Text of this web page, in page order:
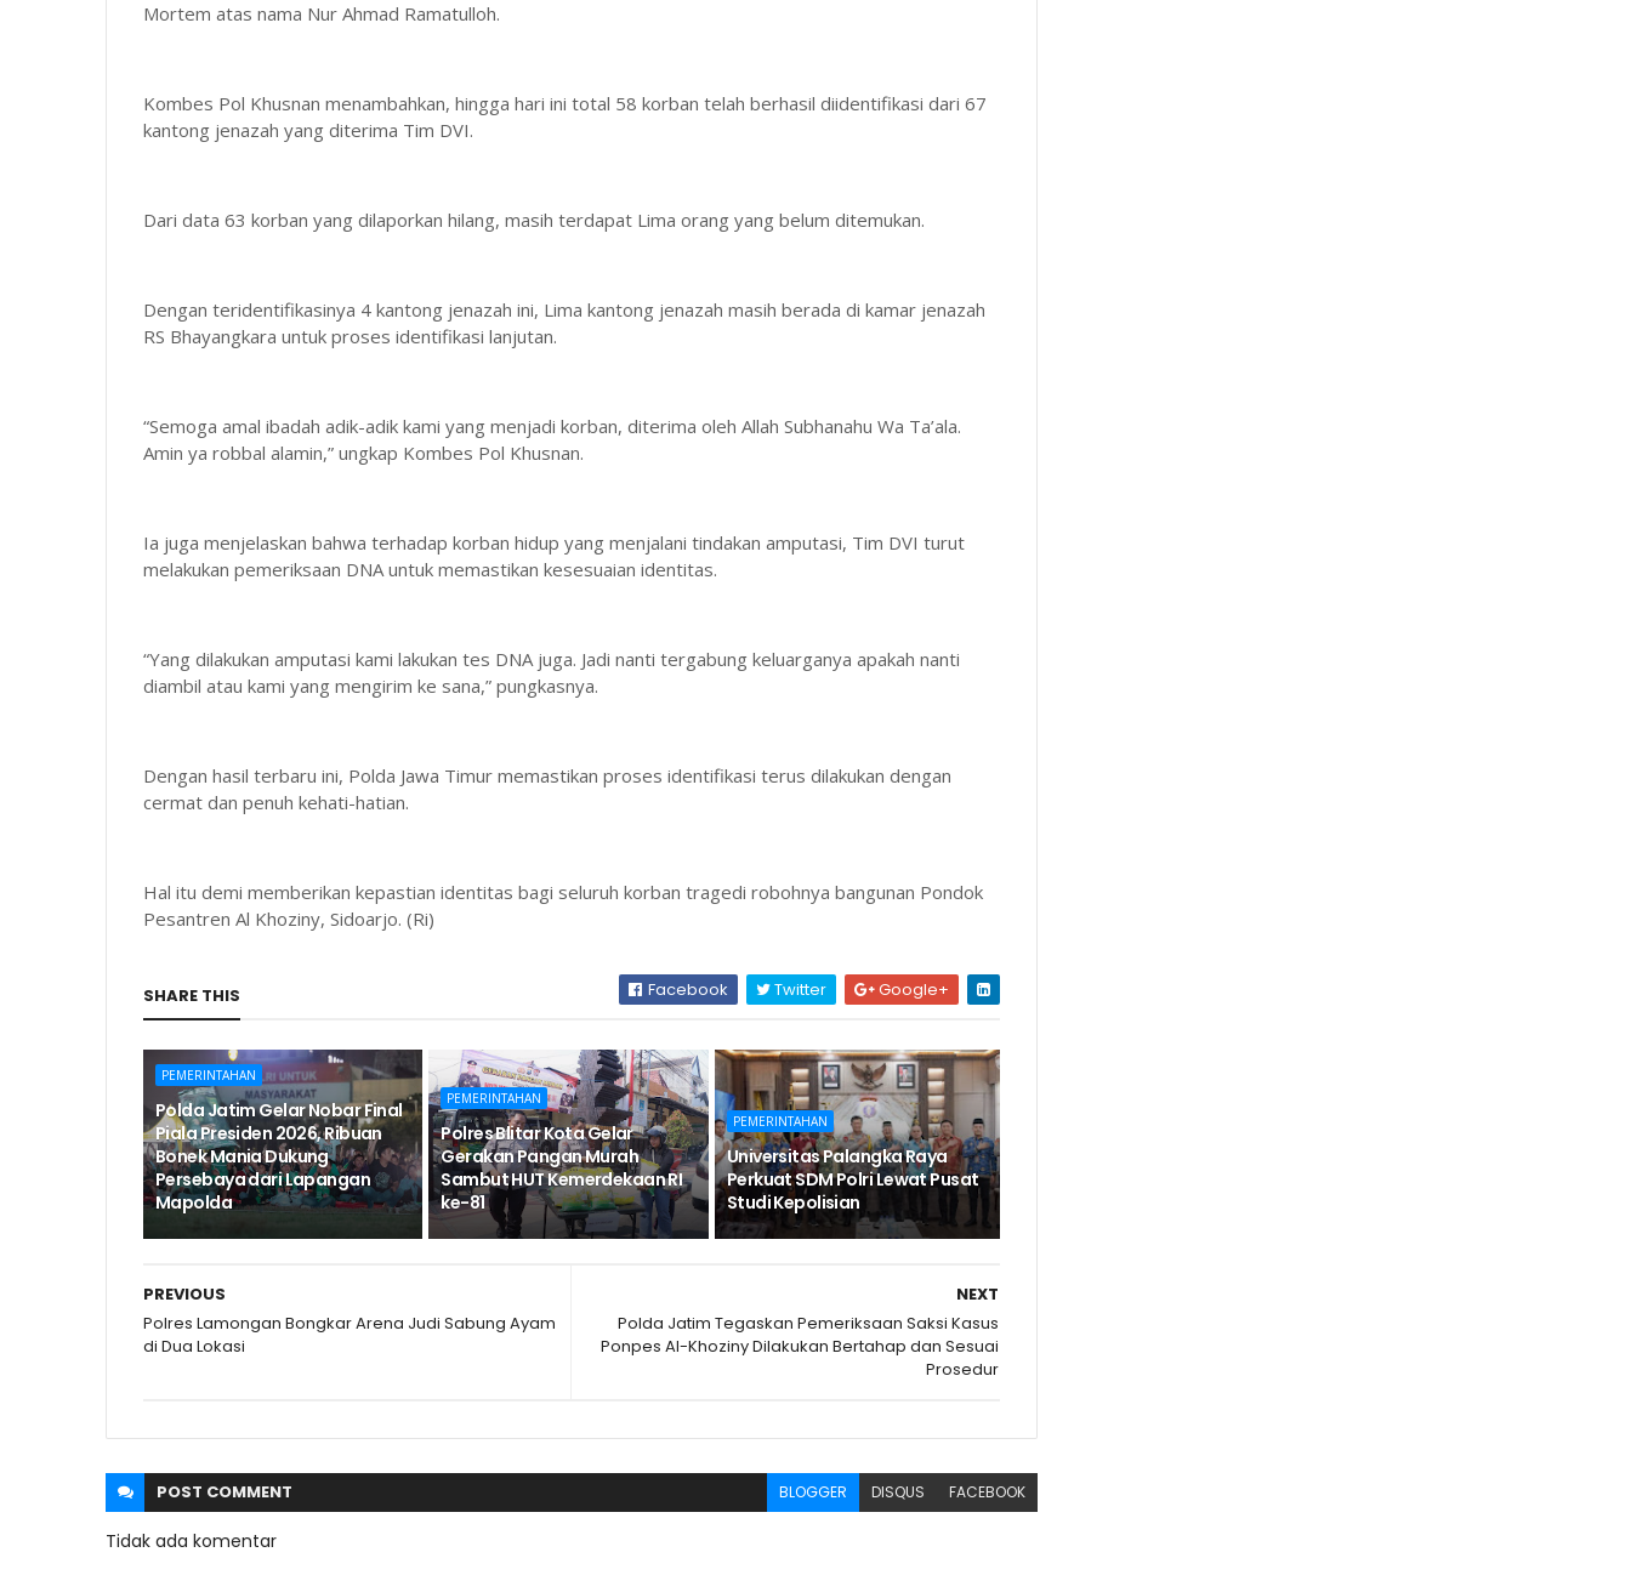
Mortem atas nama Nur Ahmad Ramatulloh.
Kombes Pol Khusnan menambahkan, hingga hari ini total 58 korban telah berhasil diidentifikasi dari 67
kantong jenazah yang diterima Tim DVI.
Dari data 63 korban yang dilaporkan hilang, masih terdapat Lima orang yang belum ditemukan.
Dengan teridentifikasinya 4 kantong jenazah ini, Lima kantong jenazah masih berada di kamar jenazah
RS Bhayangkara untuk proses identifikasi lanjutan.
“Semoga amal ibadah adik-adik kami yang menjadi korban, diterima oleh Allah Subhanahu Wa Ta’ala.
Amin ya robbal alamin,” ungkap Kombes Pol Khusnan.
Ia juga menjelaskan bahwa terhadap korban hidup yang menjalani tindakan amputasi, Tim DVI turut
melakukan pemeriksaan DNA untuk memastikan kesesuaian identitas.
“Yang dilakukan amputasi kami lakukan tes DNA juga. Jadi nanti tergabung keluarganya apakah nanti
diambil atau kami yang mengirim ke sana,” pungkasnya.
Dengan hasil terbaru ini, Polda Jawa Timur memastikan proses identifikasi terus dilakukan dengan
cermat dan penuh kehati-hatian.
Hal itu demi memberikan kepastian identitas bagi seluruh korban tragedi robohnya bangunan Pondok
Pesantren Al Khoziny, Sidoarjo. (Ri)
SHARE THIS Facebook Twitter Google+
PEMERINTAHAN
Polda Jatim Gelar Nobar Final
Piala Presiden 2026, Ribuan
Bonek Mania Dukung
Persebaya dari Lapangan
Mapolda
PEMERINTAHAN
Polres Blitar Kota Gelar
Gerakan Pangan Murah
Sambut HUT Kemerdekaan RI
ke-81
PEMERINTAHAN
Universitas Palangka Raya
Perkuat SDM Polri Lewat Pusat
Studi Kepolisian
NEXT
Polda Jatim Tegaskan Pemeriksaan Saksi Kasus
Ponpes Al-Khoziny Dilakukan Bertahap dan Sesuai
Prosedur
PREVIOUS
Polres Lamongan Bongkar Arena Judi Sabung Ayam
di Dua Lokasi
POST COMMENT BLOGGER DISQUS FACEBOOK
Tidak ada komentar